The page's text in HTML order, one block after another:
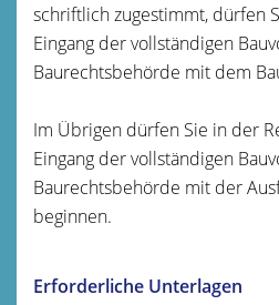
schriftlich zugestimmt, dürfen
Eingang der vollständigen
Baurechtsbehörde mit dem
Im Übrigen dürfen Sie in der
Eingang der vollständigen
Baurechtsbehörde mit der
beginnen.
Erforderliche Unterlagen